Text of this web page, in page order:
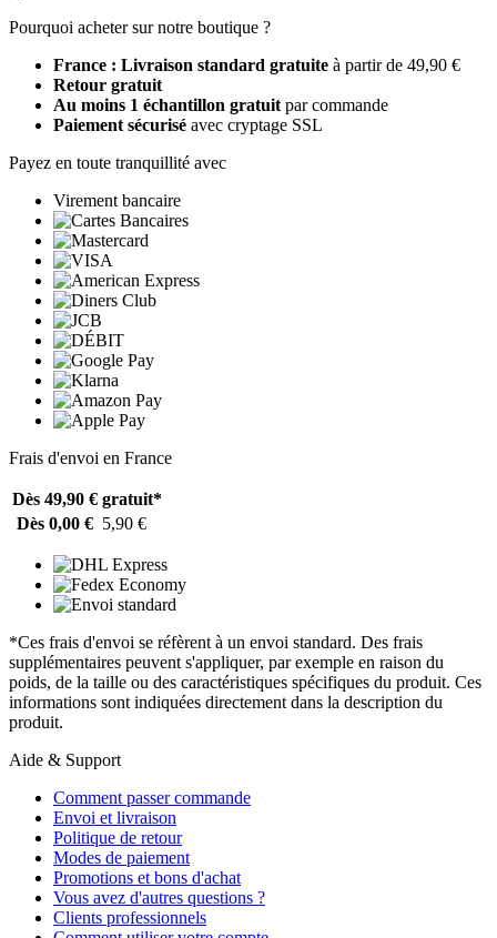
Pourquoi acheter sur notre boutique ?
France : Livraison standard gratuite à partir de 49,90 €
Retour gratuit
Au moins 1 échantillon gratuit par commande
Paiement sécurisé avec cryptage SSL
Payez en toute tranquillité avec
Virement bancaire
Frais d'envoi en France
Dès 49,90 € gratuit*
Dès 0,00 € 5,90 €
*Ces frais d'envoi se réfèrent à un envoi standard. Des frais
supplémentaires peuvent s'appliquer, par exemple en raison du
poids, de la taille ou des caractéristiques spécifiques du produit. Ces
informations sont indiquées directement dans la description du
produit.
Aide & Support
Comment passer commande
Envoi et livraison
Politique de retour
Modes de paiement
Promotions et bons d'achat
Vous avez d'autres questions ?
Clients professionnels